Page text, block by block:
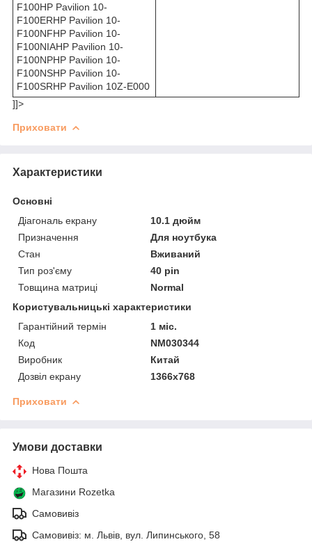
F100HP Pavilion 10-
F100ERHP Pavilion 10-
F100NFHP Pavilion 10-
F100NIAHP Pavilion 10-
F100NPHP Pavilion 10-
F100NSHP Pavilion 10-
F100SRHP Pavilion 10Z-E000
]]>
Приховати
Характеристики
Основні
Діагональ екрану
10.1 дюйм
Призначення
Для ноутбука
Стан
Вживаний
Тип роз'єму
40 pin
Товщина матриці
Normal
Користувальницькі характеристики
Гарантійний термін
1 міс.
Код
NM030344
Виробник
Китай
Дозвіл екрану
1366х768
Приховати
Умови доставки
Нова Пошта
Магазини Rozetka
Самовивіз
Самовивіз: м. Львів, вул. Липинського, 58